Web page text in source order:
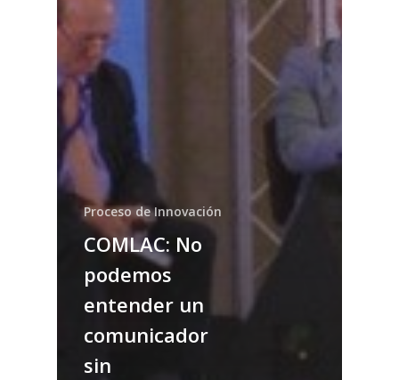
Proceso de Innovación
COMLAC: No
podemos
entender un
comunicador
sin